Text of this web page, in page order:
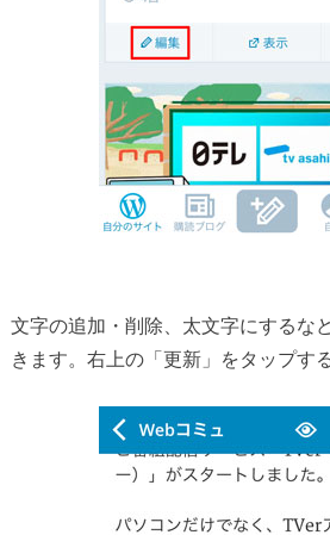
文字の追加・削除、太文字にするな
きます。右上の「更新」をタップす